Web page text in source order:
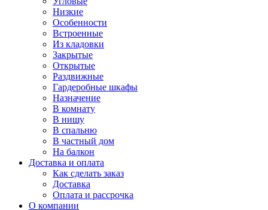
Низкие
Особенности
Встроенные
Из кладовки
Закрытые
Открытые
Раздвижные
Гардеробные шкафы
Назначение
В комнату
В нишу
В спальню
В частный дом
На балкон
Доставка и оплата
Как сделать заказ
Доставка
Оплата и рассрочка
О компании